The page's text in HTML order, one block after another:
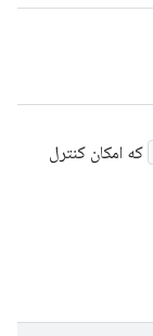
که امکان کنترل